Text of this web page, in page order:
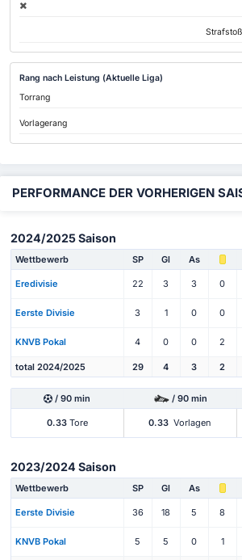
Rang nach Leistung (Aktuelle Liga)
Torrang
Vorlagerang
PERFORMANCE DER VORHERIGEN
2024/2025 Saison
Wettbewerb SP Gl As
Eredivisie 22 3 3 0
Eerste Divisie 3 1 0 0
KNVB Pokal 4 0 0 2
total 2024/2025 29 4 3 2
/ 90 min / 90 min
0.33Tore 0.33 Vorlagen
2023/2024 Saison
Wettbewerb SP Gl As
Eerste Divisie 36 18 5 8
KNVB Pokal 5 5 0 1